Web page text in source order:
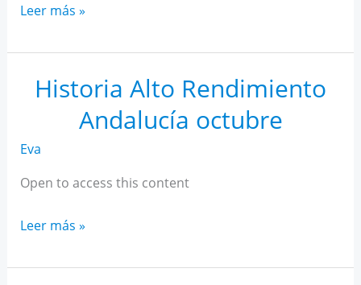
Historia
Rendimiento
Andalucía
noviembre
Leer más »
Historia Alto Rendimiento
Andalucía octubre
Eva
Open to access this content
Historia
Rendimiento
Leer más »